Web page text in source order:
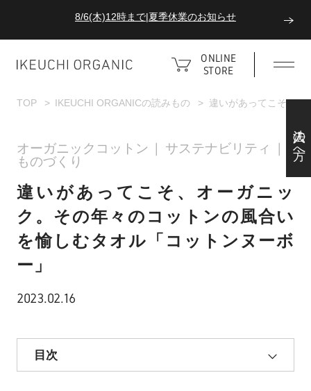
8/6(木)12時まで|夏季休業のお知らせ
ダブルポイント！夏をアクティブに楽しむ夏タオル
8/6(木)12時まで|夏季休業のお知らせ
ONLINE
STORE
法人の方へ
TOP IKEUCHI ORGANICの読みもの 違いがあってこそ、オ
オーガニックコットン
サステナビリティ
ものづくり
違いがあってこそ、オーガニッ
ク。その年々のコットンの風合い
を愉しむタオル「コットンヌーボ
ー」
2023.02.16
目次